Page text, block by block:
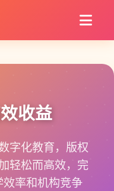
收益
字化教育，版权
轻松而高效，完
率和机构竞争